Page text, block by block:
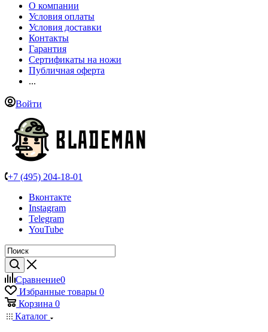
О компании
Условия оплаты
Условия доставки
Контакты
Гарантия
Сертификаты на ножи
Публичная оферта
...
Войти
+7 (495) 204-18-01
Вконтакте
Instagram
Telegram
YouTube
Сравнение0
Избранные товары 0
Корзина 0
Каталог